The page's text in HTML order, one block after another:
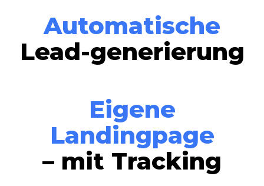
Automatische
Lead-generierung
Eigene
Landingpage
– mit Tracking